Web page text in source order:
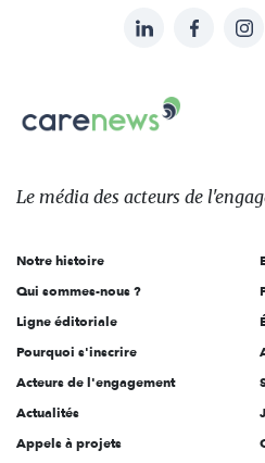
sur:
LinkedInFacebook
Carenews,
Le
des
l'engagement
Le média des acteurs de
Notre histoire
Qui sommes-nous ?
Ligne éditoriale
Pourquoi s'inscrire
Acteurs de l'engagement
Actualités
Appels à projets